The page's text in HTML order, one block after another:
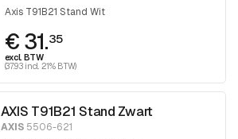
Axis T91B21 Stand Wit
€ 31.35
excl. BTW
(37.93 incl. 21% BTW)
AXIS T91B21 Stand Zwart
AXIS5506-621